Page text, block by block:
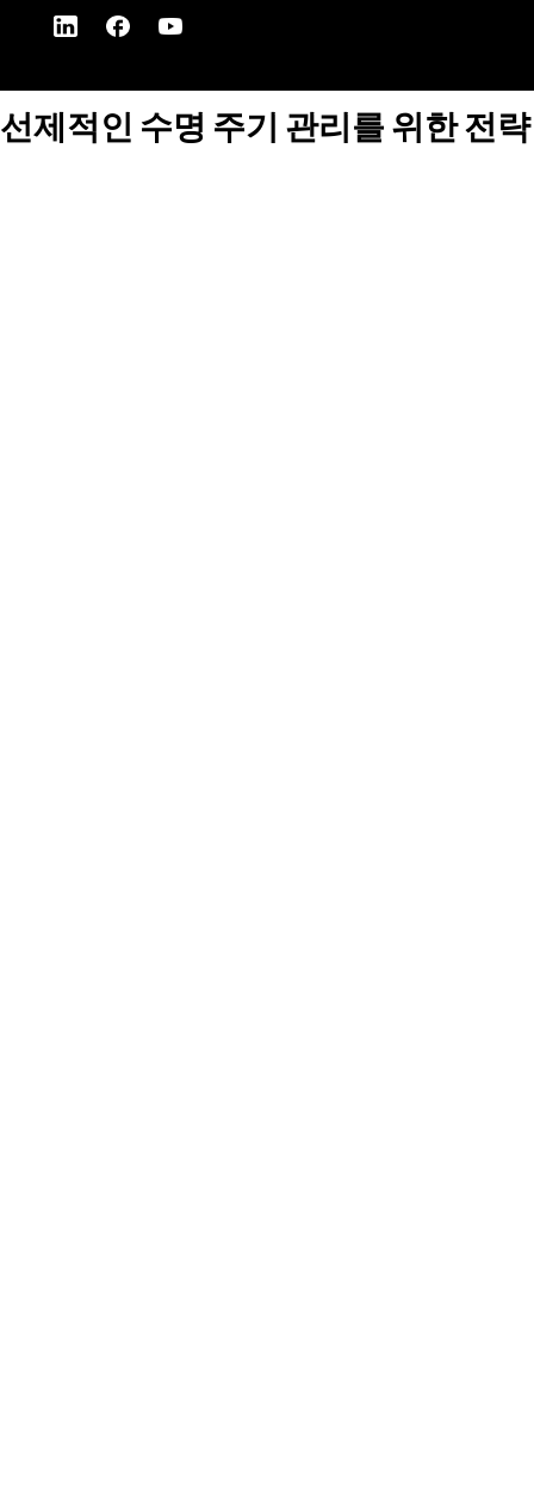
선제적인 수명 주기 관리를 위한 전략